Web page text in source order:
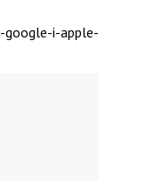
google-i-apple-